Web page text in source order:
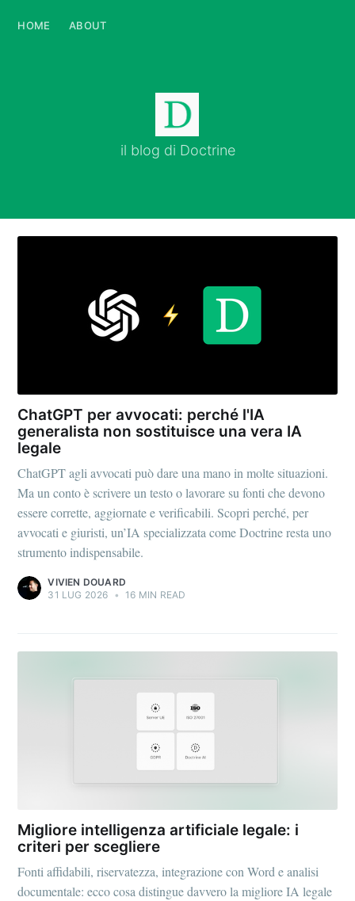
HOME ABOUT
il blog di Doctrine
ChatGPT per avvocati: perché l'IA
generalista non sostituisce una vera IA
legale
ChatGPT agli avvocati può dare una mano in molte situazioni.
Ma un conto è scrivere un testo o lavorare su fonti che devono
essere corrette, aggiornate e verificabili. Scopri perché, per
avvocati e giuristi, un’IA specializzata come Doctrine resta uno
strumento indispensabile.
VIVIEN DOUARD
31 LUG 2026 • 16 MIN READ
Migliore intelligenza artificiale legale: i
criteri per scegliere
Fonti affidabili, riservatezza, integrazione con Word e analisi
documentale: ecco cosa distingue davvero la migliore IA legale
HOME